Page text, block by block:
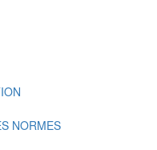
NORMES